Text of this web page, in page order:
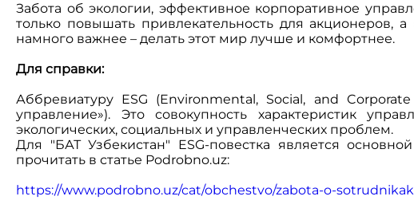
Забота об экологии, эффективное корпоративное
только повышать привлекательность для акционеров,
намного важнее – делать этот мир лучше и комфортнее.
Для справки:
Аббревиатуру ESG (Environmental, Social, and
управление»). Это совокупность характеристик
экологических, социальных и управленческих проблем.
Для "БАТ Узбекистан" ESG-повестка является
прочитать в статье Podrobno.uz:
https://www.podrobno.uz/cat/obchestvo/zabota-o-